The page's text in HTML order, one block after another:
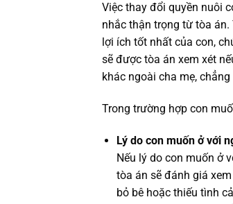
Việc thay đổi quyền nuôi
nhắc thận trọng từ tòa án.
lợi ích tốt nhất của con,
sẽ được tòa án xem xét
khác ngoài cha mẹ,
Trong trường hợp con
Lý do con muốn ở với
Nếu lý do con muốn ở
tòa án sẽ đánh giá
bỏ bê hoặc thiếu tình